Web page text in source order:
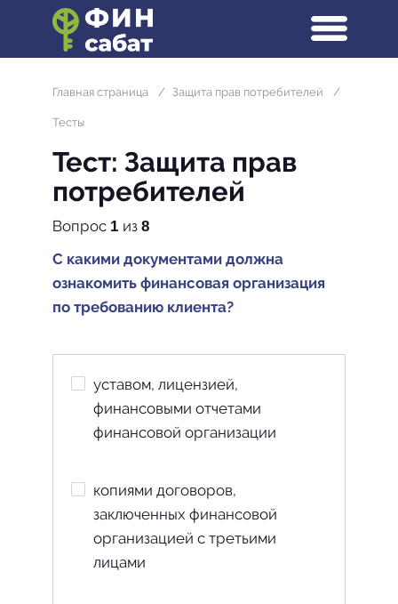
Главная страница / Защита прав потребителей /
Тесты
Тест: Защита прав
потребителей
Вопрос 1 из 8
С какими документами должна
ознакомить финансовая организация
по требованию клиента?
уставом, лицензией,
финансовыми отчетами
финансовой организации
копиями договоров,
заключенных финансовой
организацией с третьими
лицами